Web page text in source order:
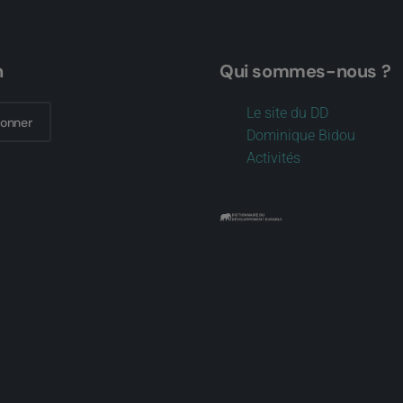
Qui sommes-nous ?
Le site du DD
Dominique Bidou
Activités